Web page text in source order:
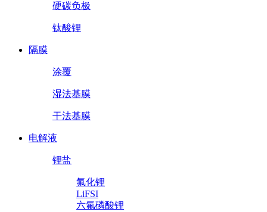
硬碳负极
钛酸锂
隔膜
涂覆
湿法基膜
干法基膜
电解液
锂盐
氟化锂
LiFSI
六氟磷酸锂